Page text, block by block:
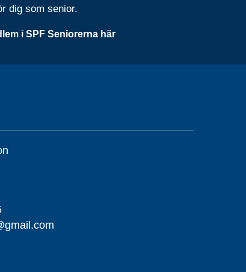
dig som senior.
i SPF Seniorerna här